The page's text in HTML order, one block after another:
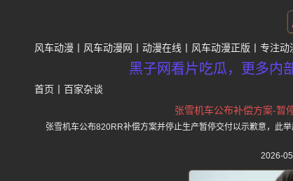
风车动漫 风车动漫网 动漫在线 风车动漫正版 专注动
黑子网看片吃瓜，更多内
首页 百家杂谈
张雪机车公布补偿方案-暂
张雪机车公布820RR补偿方案并停止生产暂停交付以示歉意，此
2026-